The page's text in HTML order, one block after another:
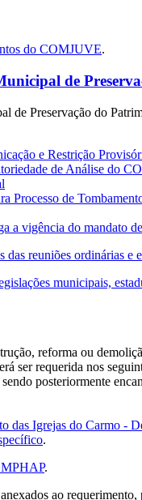
do COMJUVE.
de
de Preservação do
e Restrição
de Análise do
Processo de
a vigência do mandato
das reuniões ordinárias e
municipais,
reforma ou
ser requerida nos
posteriormente
das Igrejas do Carmo -
.
.
ao